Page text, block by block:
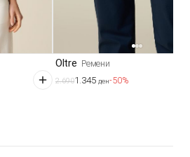
Oltre Ремени
2.6901.345 ден-50%